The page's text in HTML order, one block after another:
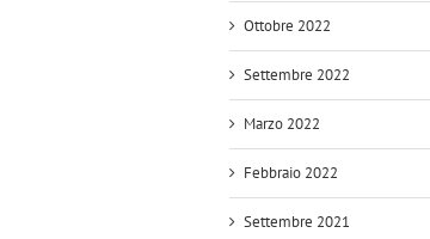
Ottobre 2022
Settembre 2022
Marzo 2022
Febbraio 2022
Settembre 2021